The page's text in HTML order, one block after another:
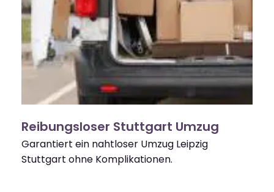
Reibungsloser Stuttgart Umzug
Garantiert ein nahtloser Umzug Leipzig
Stuttgart ohne Komplikationen.